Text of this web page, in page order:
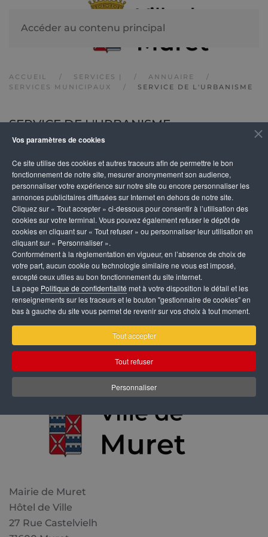
Vos paramètres de cookies
Ce site utilise des cookies et autres traceurs afin de permettre le bon
fonctionnement de notre site, mesurer anonymement son audience,
personnaliser votre expérience sur notre site ou encore personnaliser les
annonces publicitaires diffusées sur Internet en dehors de notre site.
Cliquez sur « Tout accepter » ci-dessous pour consentir à l’utilisation des
cookies sur votre terminal. Vous pouvez également refuser le dépôt de
cookies en cliquant sur « Tout refuser » ou personnaliser leur utilisation en
cliquant sur « Personnaliser ».
Conformément à la règlementation en vigueur, en l’absence de choix de
votre part, aucun cookie ou technologie similaire ne vous est imposé,
excepté ceux utiles au bon fonctionnement du site internet.
La page Politique de confidentialité met à votre disposition le détail et les
renseignements sur les traceurs et le bouton "gestionnaire de cookies" en
bas à gauche du site vous permet de revenir sur vos choix à tout moment.
Tout accepter
Tout refuser
Personnaliser
Accéder au contenu principal
ACCUEIL SERVICES |
ANNUAIRE
SERVICES MUNICIPAUX
SERVICE DE L'URBANISME
SERVICE DE L'URBANISME
DÉTAILS
Adresse
2, rue
Saint
Sernin
31600
Muret
Téléphone
05 61 51 95
85
Fax : 05 61
51 95 88
Horaires d'ouverture
Lundi au jeudi de 9 h à 12
et de 13 h 30 à 17 h
Fermé le vendredi
Mairie de Muret
Hôtel de Ville
27 Rue Castelvielh